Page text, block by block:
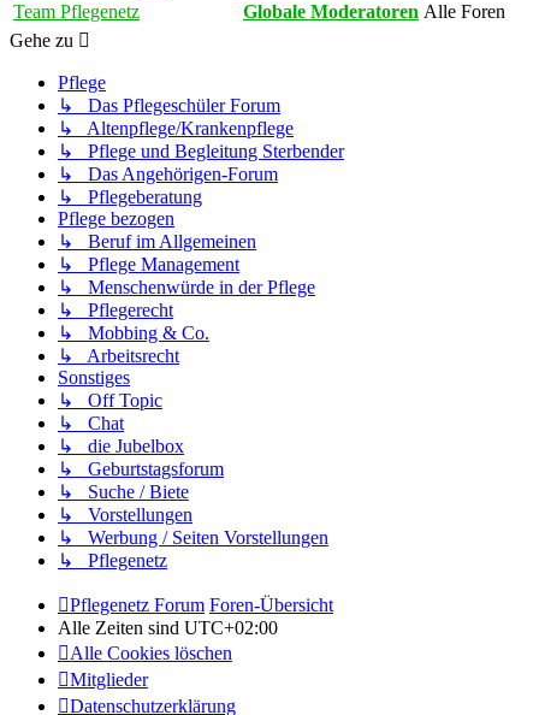
Team Pflegenetz
Globale Moderatoren Alle Foren
Gehe zu
Pflege
↳ Das Pflegeschüler Forum
↳ Altenpflege/Krankenpflege
↳ Pflege und Begleitung Sterbender
↳ Das Angehörigen-Forum
↳ Pflegeberatung
Pflege bezogen
↳ Beruf im Allgemeinen
↳ Pflege Management
↳ Menschenwürde in der Pflege
↳ Pflegerecht
↳ Mobbing & Co.
↳ Arbeitsrecht
Sonstiges
↳ Off Topic
↳ Chat
↳ die Jubelbox
↳ Geburtstagsforum
↳ Suche / Biete
↳ Vorstellungen
↳ Werbung / Seiten Vorstellungen
↳ Pflegenetz
Pflegenetz Forum Foren-Übersicht
Alle Zeiten sind UTC+02:00
Alle Cookies löschen
Mitglieder
Datenschutzerklärung